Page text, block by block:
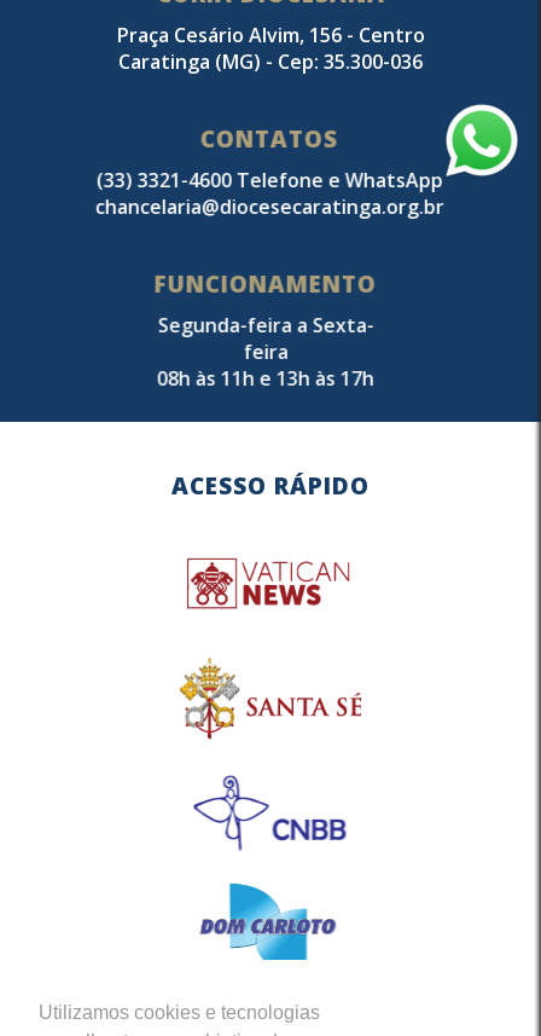
Utilizamos cookies e tecnologias
Praça Cesário Alvim, 156 - Centro
Caratinga (MG) - Cep: 35.300-036
CONTATOS
(33) 3321-4600 Telefone e WhatsApp
chancelaria@diocesecaratinga.org.br
FUNCIONAMENTO
Segunda-feira a Sexta-
feira
08h às 11h e 13h às 17h
ACESSO RÁPIDO